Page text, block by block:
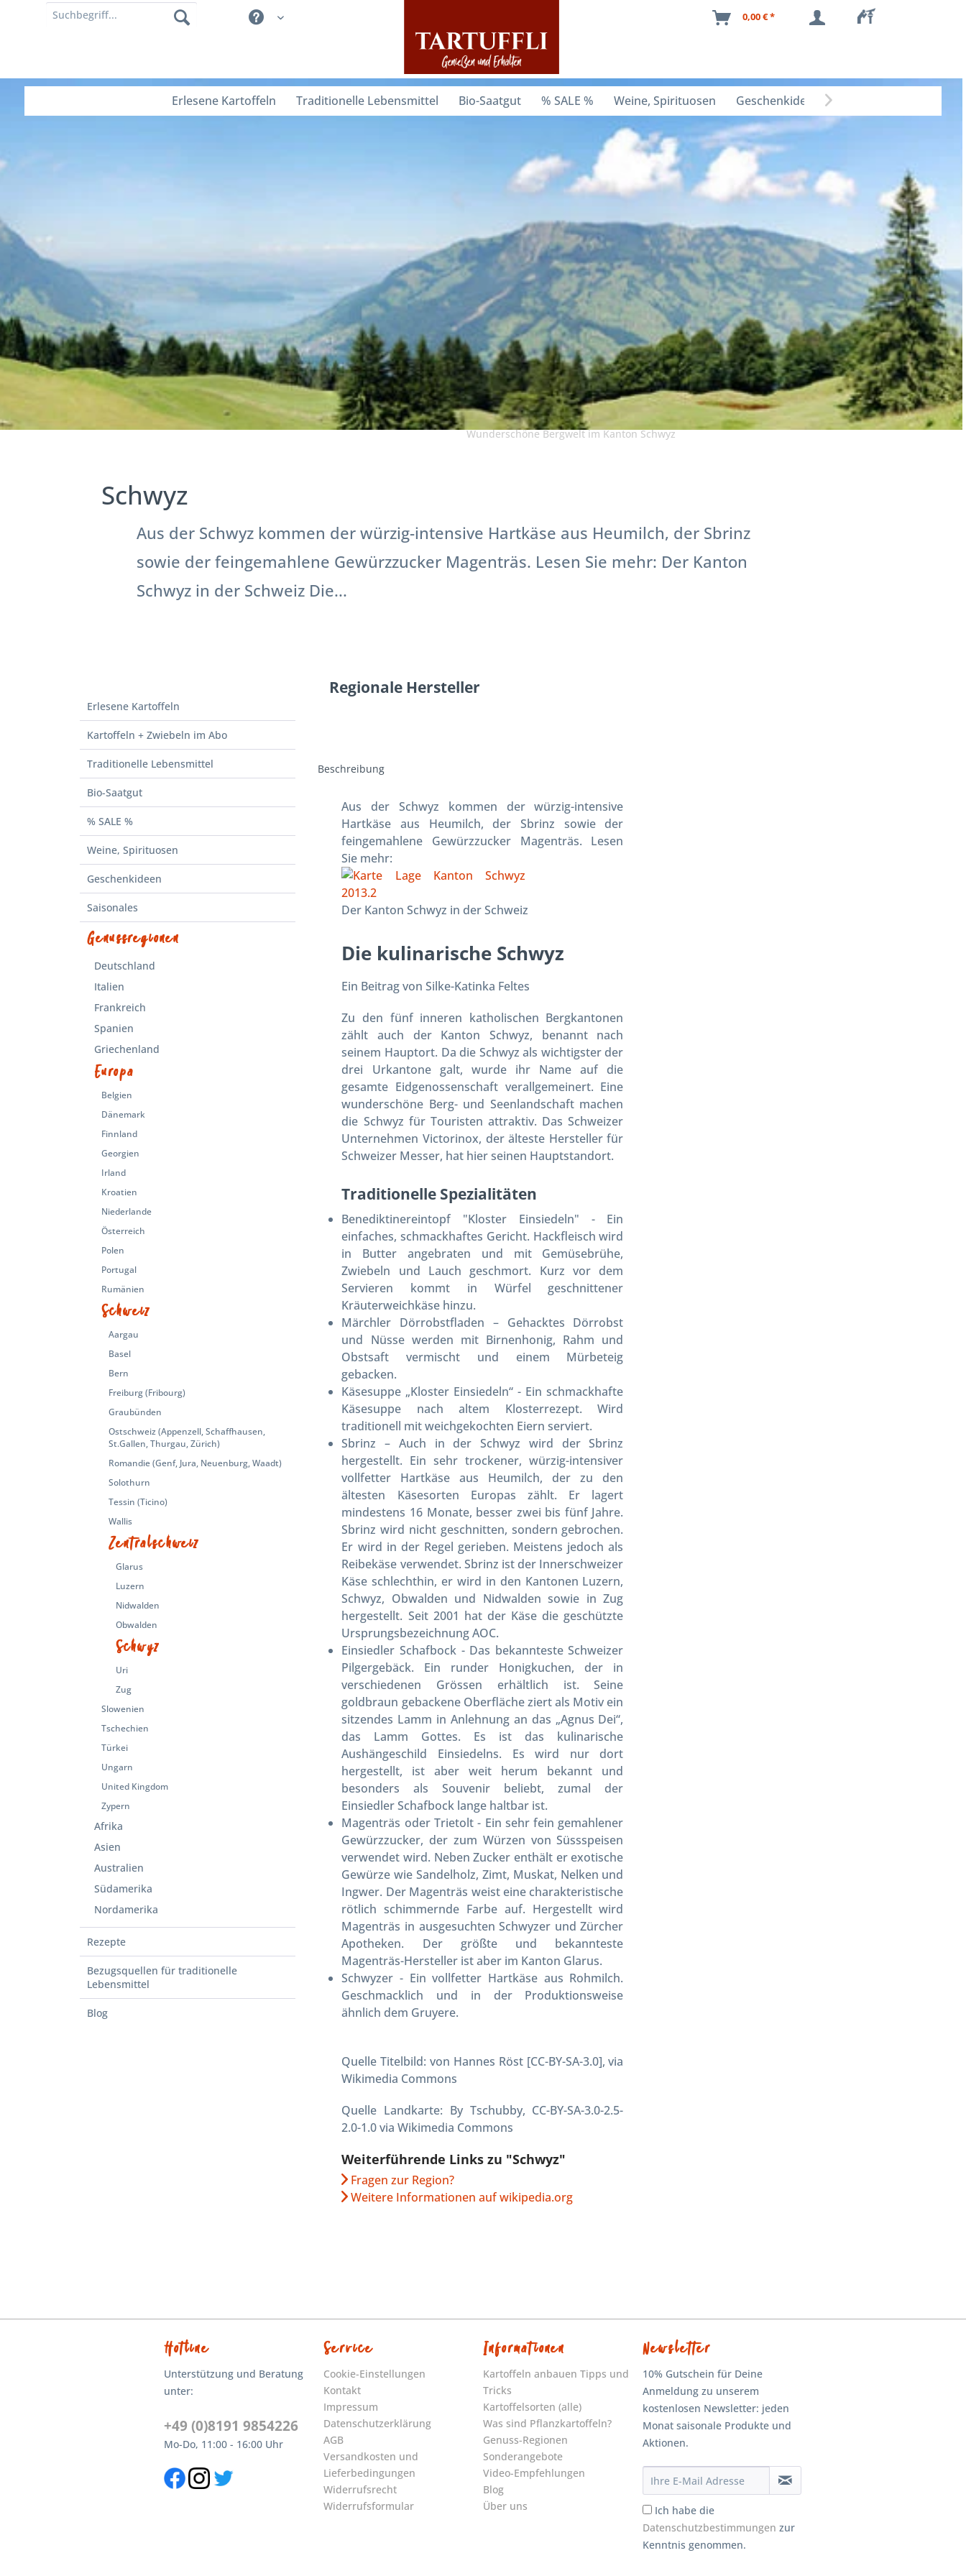
0,00 € *
Erlesene Kartoffeln Traditionelle Lebensmittel Bio-Saatgut % SALE % Weine, Spirituosen Geschenkideen 
Wunderschöne Bergwelt im Kanton Schwyz
Schwyz
Aus der Schwyz kommen der würzig-intensive Hartkäse aus Heumilch, der Sbrinz
sowie der feingemahlene Gewürzzucker Magenträs. Lesen Sie mehr: Der Kanton
Schwyz in der Schweiz Die...
Erlesene Kartoffeln
Kartoffeln + Zwiebeln im Abo
Traditionelle Lebensmittel
Bio-Saatgut
% SALE %
Weine, Spirituosen
Geschenkideen
Saisonales
Genussregionen
Deutschland
Italien
Frankreich
Spanien
Griechenland
Europa
Belgien
Dänemark
Finnland
Georgien
Irland
Kroatien
Niederlande
Österreich
Polen
Portugal
Rumänien
Schweiz
Aargau
Basel
Bern
Freiburg (Fribourg)
Graubünden
Ostschweiz (Appenzell, Schaffhausen,
St.Gallen, Thurgau, Zürich)
Romandie (Genf, Jura, Neuenburg, Waadt)
Solothurn
Tessin (Ticino)
Wallis
Zentralschweiz
Glarus
Luzern
Nidwalden
Obwalden
Schwyz
Uri
Zug
Slowenien
Tschechien
Türkei
Ungarn
United Kingdom
Zypern
Afrika
Asien
Australien
Südamerika
Nordamerika
Rezepte
Bezugsquellen für traditionelle
Lebensmittel
Blog
Regionale Hersteller
Beschreibung
Aus der Schwyz kommen der würzig-intensive
Hartkäse aus Heumilch, der Sbrinz sowie der
feingemahlene Gewürzzucker Magenträs. Lesen
Sie mehr:
Der Kanton Schwyz in der Schweiz
Die kulinarische Schwyz
Ein Beitrag von Silke-Katinka Feltes
Zu den fünf inneren katholischen Bergkantonen
zählt auch der Kanton Schwyz, benannt nach
seinem Hauptort. Da die Schwyz als wichtigster der
drei Urkantone galt, wurde ihr Name auf die
gesamte Eidgenossenschaft verallgemeinert. Eine
wunderschöne Berg- und Seenlandschaft machen
die Schwyz für Touristen attraktiv. Das Schweizer
Unternehmen Victorinox, der älteste Hersteller für
Schweizer Messer, hat hier seinen Hauptstandort.
Traditionelle Spezialitäten
Benediktinereintopf "Kloster Einsiedeln" - Ein
einfaches, schmackhaftes Gericht. Hackfleisch wird
in Butter angebraten und mit Gemüsebrühe,
Zwiebeln und Lauch geschmort. Kurz vor dem
Servieren kommt in Würfel geschnittener
Kräuterweichkäse hinzu.
Märchler Dörrobstfladen – Gehacktes Dörrobst
und Nüsse werden mit Birnenhonig, Rahm und
Obstsaft vermischt und einem Mürbeteig
gebacken.
Käsesuppe „Kloster Einsiedeln“ - Ein schmackhafte
Käsesuppe nach altem Klosterrezept. Wird
traditionell mit weichgekochten Eiern serviert.
Sbrinz– Auch in der Schwyz wird der Sbrinz
hergestellt. Ein sehr trockener, würzig-intensiver
vollfetter Hartkäse aus Heumilch, der zu den
ältesten Käsesorten Europas zählt. Er lagert
mindestens 16 Monate, besser zwei bis fünf Jahre.
Sbrinz wird nicht geschnitten, sondern gebrochen.
Er wird in der Regel gerieben. Meistens jedoch als
Reibekäse verwendet. Sbrinz ist der Innerschweizer
Käse schlechthin, er wird in den Kantonen Luzern,
Schwyz, Obwalden und Nidwalden sowie in Zug
hergestellt. Seit 2001 hat der Käse die geschützte
Ursprungsbezeichnung AOC.
Einsiedler Schafbock - Das bekannteste Schweizer
Pilgergebäck. Ein runder Honigkuchen, der in
verschiedenen Grössen erhältlich ist. Seine
goldbraun gebackene Oberfläche ziert als Motiv ein
sitzendes Lamm in Anlehnung an das „Agnus Dei“,
das Lamm Gottes. Es ist das kulinarische
Aushängeschild Einsiedelns. Es wird nur dort
hergestellt, ist aber weit herum bekannt und
besonders als Souvenir beliebt, zumal der
Einsiedler Schafbock lange haltbar ist.
Magenträs oderTrietolt - Ein sehr fein gemahlener
Gewürzzucker, der zum Würzen von Süssspeisen
verwendet wird. Neben Zucker enthält er exotische
Gewürze wie Sandelholz, Zimt, Muskat, Nelken und
Ingwer. Der Magenträs weist eine charakteristische
rötlich schimmernde Farbe auf. Hergestellt wird
Magenträs in ausgesuchten Schwyzer und Zürcher
Apotheken. Der größte und bekannteste
Magenträs-Hersteller ist aber im Kanton Glarus.
Schwyzer- Ein vollfetter Hartkäse aus Rohmilch.
Geschmacklich und in der Produktionsweise
ähnlich dem Gruyere.
Quelle Titelbild: von Hannes Röst [CC-BY-SA-3.0], via
Wikimedia Commons
Quelle Landkarte: By Tschubby, CC-BY-SA-3.0-2.5-
2.0-1.0 via Wikimedia Commons
Weiterführende Links zu "Schwyz"
Fragen zur Region?
Weitere Informationen auf wikipedia.org
Hotline
Unterstützung und Beratung
unter:
+49 (0)8191 9854226
Mo-Do, 11:00 - 16:00 Uhr
Service
Cookie-Einstellungen
Kontakt
Impressum
Datenschutzerklärung
AGB
Versandkosten und
Lieferbedingungen
Widerrufsrecht
Widerrufsformular
Informationen
Kartoffeln anbauen Tipps und
Tricks
Kartoffelsorten (alle)
Was sind Pflanzkartoffeln?
Genuss-Regionen
Sonderangebote
Video-Empfehlungen
Blog
Über uns
Newsletter
10% Gutschein für Deine
Anmeldung zu unserem
kostenlosen Newsletter: jeden
Monat saisonale Produkte und
Aktionen.
Ich habe die
Datenschutzbestimmungen zur
Kenntnis genommen.